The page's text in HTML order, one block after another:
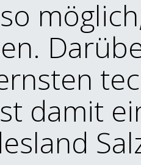
damit